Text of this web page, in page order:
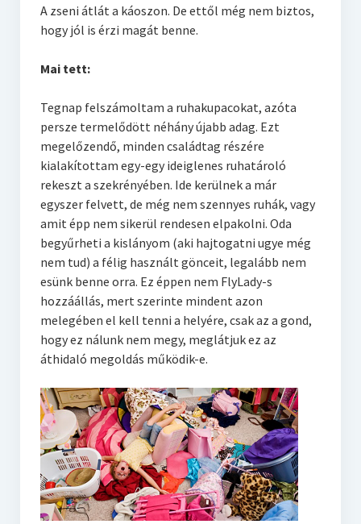
A zseni átlát a káoszon. De ettől még nem biztos,
hogy jól is érzi magát benne.
Mai tett:
Tegnap felszámoltam a ruhakupacokat, azóta
persze termelődött néhány újabb adag. Ezt
megelőzendő, minden családtag részére
kialakítottam egy-egy ideiglenes ruhatároló
rekeszt a szekrényében. Ide kerülnek a már
egyszer felvett, de még nem szennyes ruhák, vagy
amit épp nem sikerül rendesen elpakolni. Oda
begyűrheti a kislányom (aki hajtogatni ugye még
nem tud) a félig használt gönceit, legalább nem
esünk benne orra. Ez éppen nem FlyLady-s
hozzáállás, mert szerinte mindent azon
melegében el kell tenni a helyére, csak az a gond,
hogy ez nálunk nem megy, meglátjuk ez az
áthidaló megoldás működik-e.